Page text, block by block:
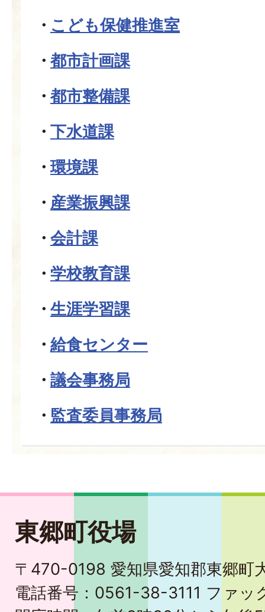
こども保健推進室
都市計画課
都市整備課
下水道課
環境課
産業振興課
会計課
学校教育課
生涯学習課
給食センター
議会事務局
監査委員事務局
東郷町役場
〒470-0198 愛知県愛知郡東郷町
電話番号：0561-38-3111 ファ